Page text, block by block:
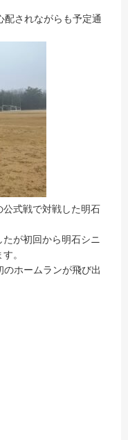
されながらも予定通
式戦で対戦した明石
が初回から明石シニ
。
ホームランが飛び出